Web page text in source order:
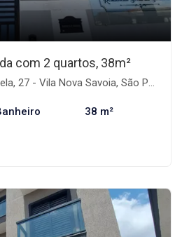
com 2 quartos, 38m²
27 - Vila Nova Savoia, São Paulo-SP
38 m²